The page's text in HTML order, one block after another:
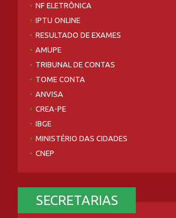
NF ELETRÔNICA
IPTU ONLINE
RESULTADO DE EXAMES
AMUPE
TRIBUNAL DE CONTAS
TOME CONTA
ANVISA
CREA-PE
IBGE
MINISTÉRIO DAS CIDADES
CNEP
SECRETARIAS